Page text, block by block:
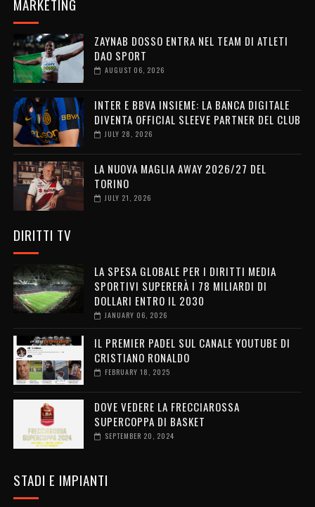
MARKETING
ZAYNAB DOSSO ENTRA NEL TEAM DI ATLETI
DAO SPORT
AUGUST 06, 2026
INTER E BBVA INSIEME: LA BANCA DIGITALE
DIVENTA OFFICIAL SLEEVE PARTNER DEL CLUB
JULY 28, 2026
LA NUOVA MAGLIA AWAY 2026/27 DEL
TORINO
JULY 21, 2026
DIRITTI TV
LA SPESA GLOBALE PER I DIRITTI MEDIA
SPORTIVI SUPERERÀ I 78 MILIARDI DI
DOLLARI ENTRO IL 2030
JANUARY 06, 2026
IL PREMIER PADEL SUL CANALE YOUTUBE DI
CRISTIANO RONALDO
FEBRUARY 18, 2025
DOVE VEDERE LA FRECCIAROSSA
SUPERCOPPA DI BASKET
SEPTEMBER 20, 2024
STADI E IMPIANTI